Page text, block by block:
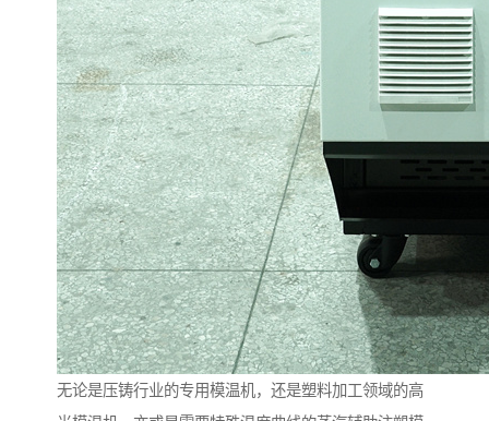
无论是压铸行业的专用模温机，还是塑料加工领域的高